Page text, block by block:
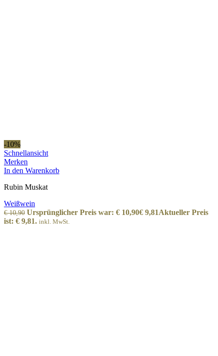
-10%
Schnellansicht
Merken
In den Warenkorb
Rubin Muskat
Weißwein
€10,90 Ursprünglicher Preis war: € 10,90€ 9,81Aktueller Preis
ist: € 9,81. inkl. MwSt.